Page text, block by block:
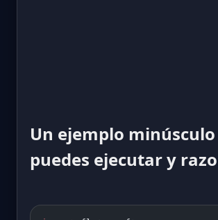
Un ejemplo
puedes ejecutar y